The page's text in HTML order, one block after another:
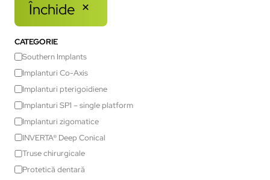
Închide
CATEGORIE
Southern Implants
Implanturi Co-Axis
Implanturi pterigoidiene
Implanturi SP1 – single platform
Implanturi zigomatice
INVERTA® Deep Conical
Truse chirurgicale
Protetică dentară